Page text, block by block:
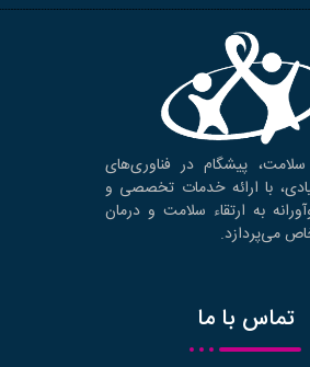
سلامت، پیشگام در فناوری‌های
با ارائه خدمات تخصصی و
به ارتقاء سلامت و درمان
می‌پردازد.
تماس با ما